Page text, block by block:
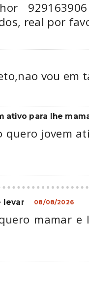
real por
vou em
ativo para lhe
quero jovem
quero mamar e levar 08/08/2026
mamar e